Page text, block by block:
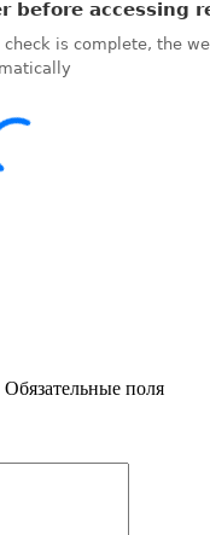
Обязательные поля